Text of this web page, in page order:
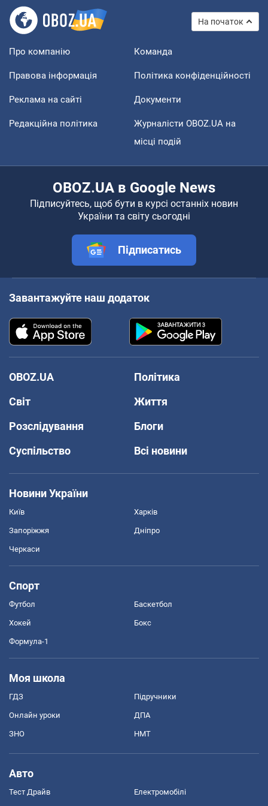
На початок
Про компанію Команда
Правова інформація Політика конфіденційності
Реклама на сайті Документи
Редакційна політика
Журналісти OBOZ.UA на
місці подій
OBOZ.UA в Google News
Підписуйтесь, щоб бути в курсі останніх новин
України та світу сьогодні
Підписатись
Завантажуйте наш додаток
OBOZ.UA
Політика
Світ
Життя
Розслідування
Блоги
Суспільство
Всі новини
Новини України
Київ Харків
Запоріжжя Дніпро
Черкаси
Спорт
Футбол Баскетбол
Хокей Бокс
Формула-1
Моя школа
ГДЗ Підручники
Онлайн уроки ДПА
ЗНО НМТ
Авто
Тест Драйв Електромобілі